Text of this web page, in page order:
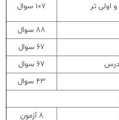
107 سوال
88 سوال
67 سوال
67 سوال
43 سوال
8 آزمون